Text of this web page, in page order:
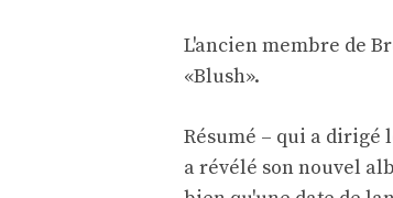
L'ancien membre de
«Blush».
Résumé – qui a dirigé
a révélé son nouvel